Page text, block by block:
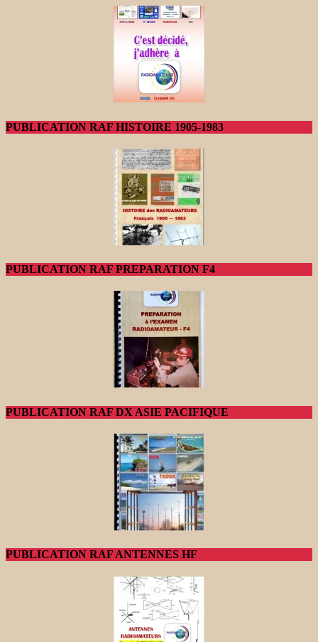
PUBLICATION RAF HISTOIRE 1905-1983
PUBLICATION RAF PREPARATION F4
PUBLICATION RAF DX ASIE PACIFIQUE
PUBLICATION RAF ANTENNES HF